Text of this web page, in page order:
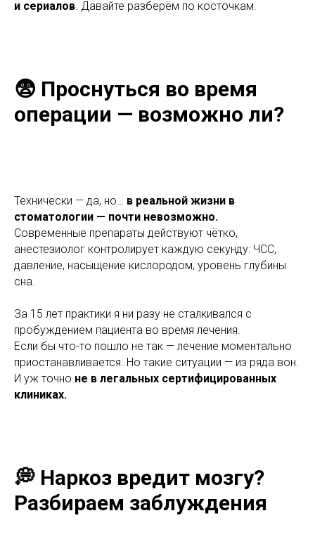
и сериалов. Давайте разберём по косточкам.
😨 Проснуться во время
операции — возможно ли?
Технически — да, но… в реальной жизни в
стоматологии — почти невозможно.
Современные препараты действуют чётко,
анестезиолог контролирует каждую секунду: ЧСС,
давление, насыщение кислородом, уровень глубины
сна.
За 15 лет практики я ни разу не сталкивался с
пробуждением пациента во время лечения.
Если бы что-то пошло не так — лечение моментально
приостанавливается. Но такие ситуации — из ряда вон.
И уж точно не в легальных сертифицированных
клиниках.
💭 Наркоз вредит мозгу?
Разбираем заблуждения